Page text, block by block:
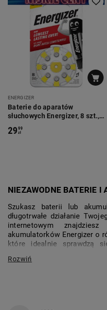
ENERGIZER
Baterie do aparatów
słuchowych Energizer, 8 szt.,
2999
zł
NIEZAWODNE BATERIE I
Szukasz baterii lub
długotrwałe działanie
internetowym
akumulatorków Energizer o
które idealnie sprawdzą
warto kupić.